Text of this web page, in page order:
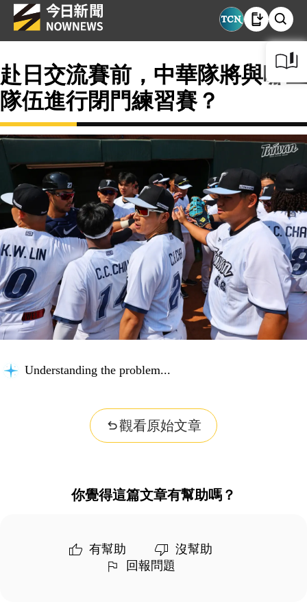
赴日交流賽前，中華隊將與哪些
隊伍進行閉門練習賽？
Understanding the problem...
觀看原始文章
你覺得這篇文章有幫助嗎？
有幫助
沒幫助
回報問題